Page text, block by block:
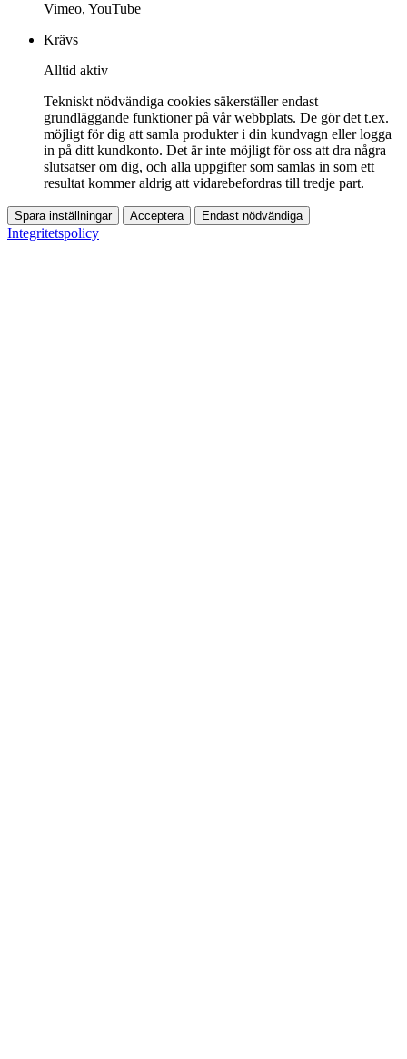
Vimeo, YouTube
Krävs
Alltid aktiv
Tekniskt nödvändiga cookies säkerställer endast
grundläggande funktioner på vår webbplats. De gör det t.ex.
möjligt för dig att samla produkter i din kundvagn eller logga
in på ditt kundkonto. Det är inte möjligt för oss att dra några
slutsatser om dig, och alla uppgifter som samlas in som ett
resultat kommer aldrig att vidarebefordras till tredje part.
Spara inställningar Acceptera Endast nödvändiga
Integritetspolicy